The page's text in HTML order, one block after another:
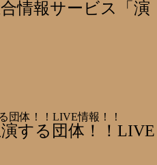
情報サービス「演
団体！！LIVE情報！！
する団体！！LIVE